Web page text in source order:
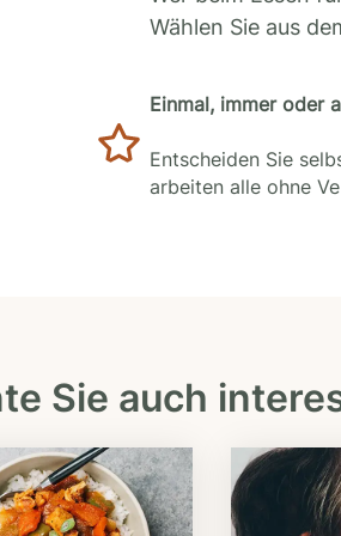
Wählen Sie aus
Einmal, immer oder
Entscheiden Sie
arbeiten alle ohne
Sie auch